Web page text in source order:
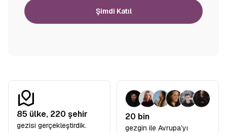
Şimdi Katıl
85 ülke, 220 şehir
gezisi gerçekleştirdik.
20 bin
gezgin ile Avrupa’yı